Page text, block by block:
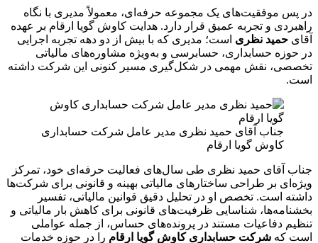
در پس موفقیت‌های یک مجموعه حرفه‌ای، معمولاً مدیری با نگاه
راهبردی و تجربه عمیق قرار دارد. هدایت کاوش گویا ارقام بر عهده
آقای حمید نظری است؛ مدیری که با بیش از دو دهه تجربه اجرایی
در حوزه حسابداری، حسابرسی و به‌ویژه مشاوره‌های مالیاتی
تخصصی، نقش مهمی در شکل‌گیری مسیر کنونی این شرکت داشته
است.
جناب آقای حمید نظری مدیر عامل شرکت حسابداری
کاوش گویا ارقام
جناب آقای حمید نظری طی سال‌های فعالیت حرفه‌ای خود، تمرکز
ویژه‌ای بر طراحی ساختارهای مالیاتی بهینه و قانونی برای شرکت‌ها
داشته است. تخصص او در تحلیل دقیق قوانین مالیاتی، تفسیر
بخشنامه‌ها، شناسایی ظرفیت‌های قانونی برای کاهش بار مالیاتی و
تنظیم دفاعیات مستند در پرونده‌های حساس، از جمله عواملی
است که شرکت حسابداری کاوش گویا ارقام را در حوزه خدمات